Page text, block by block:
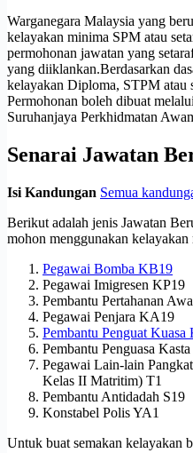
Warganegara Malaysia yang
kelayakan minima SPM atau
permohonan jawatan yang
yang diiklankan.Berdasarkan
kelayakan Diploma, STPM atau
Permohonan boleh dibuat
Suruhanjaya Perkhidmatan
Senarai Jawatan
Isi Kandungan Semua
Berikut adalah jenis Jawatan
mohon menggunakan
Pegawai Bomba KB19
Pegawai Imigresen KP19
Pembantu Pertahanan
Pegawai Penjara KA19
Pembantu Penguat Kuasa
Pembantu Penguasa
Pegawai Lain-lain
Kelas II Matritim) T1
Pembantu Antidadah S19
Konstabel Polis YA1
Untuk buat semakan kelayakan